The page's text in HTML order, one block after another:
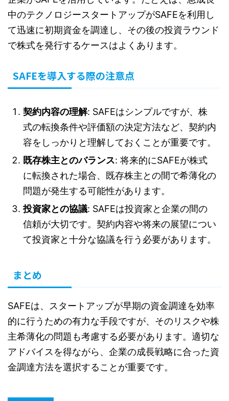
中のテクノロジースタートアップがSAFEを利用し
て迅速に初期資金を調達し、その後の投資ラウンド
で株式を発行するケースはよくあります。
SAFEを導入する際の注意点
契約内容の理解: SAFEはシンプルですが、株
式の転換条件や評価額の決定方法など、契約内
容をしっかりと理解しておくことが重要です。
既存株主とのバランス: 将来的にSAFEが株式
に転換された場合、既存株主との間で希薄化の
問題が発生する可能性があります。
投資家との協議: SAFEは投資家と企業の間の
信頼が大切です。契約内容や将来の展望につい
て投資家と十分な協議を行う必要があります。
まとめ
SAFEは、スタートアップが早期の資金調達を効率
的に行うための有力な手段ですが、そのリスクや株
主希薄化の問題も考慮する必要があります。適切な
アドバイスを得ながら、企業の成長戦略に合った資
金調達方法を選択することが重要です。